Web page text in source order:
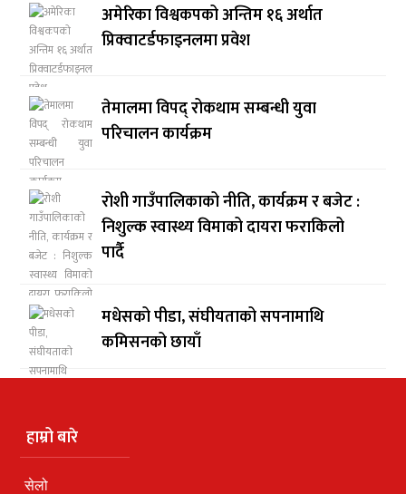
अमेरिका विश्वकपको अन्तिम १६ अर्थात
प्रिक्वाटर्डफाइनलमा प्रवेश
तेमालमा विपद् रोकथाम सम्बन्धी युवा
परिचालन कार्यक्रम
रोशी गाउँपालिकाको नीति, कार्यक्रम र बजेट :
निशुल्क स्वास्थ्य विमाको दायरा फराकिलो
पार्दै
मधेसको पीडा, संघीयताको सपनामाथि
कमिसनको छायाँ
हाम्रो बारे
सेलो